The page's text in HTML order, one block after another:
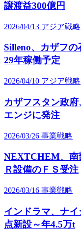
譲渡益300億円
2026/04/13 アジア戦略
Silleno、カザフ
29年稼働予定
2026/04/10 アジア戦略
カザフスタン政
エンジに発注
2026/03/26 事業戦略
NEXTCHEM、南
Ｒ設備のＦＳ受注
2026/03/16 事業戦略
インドラマ、ナ
点新設～年4.5万t